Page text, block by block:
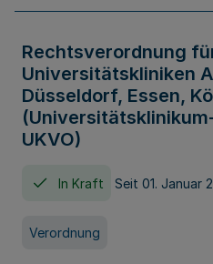
Rechtsverordnung
Universitätskliniken
Düsseldorf, Essen,
UKVO)
In Kraft Seit 01. Januar
Verordnung